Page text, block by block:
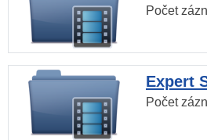
Počet
Expert
Počet